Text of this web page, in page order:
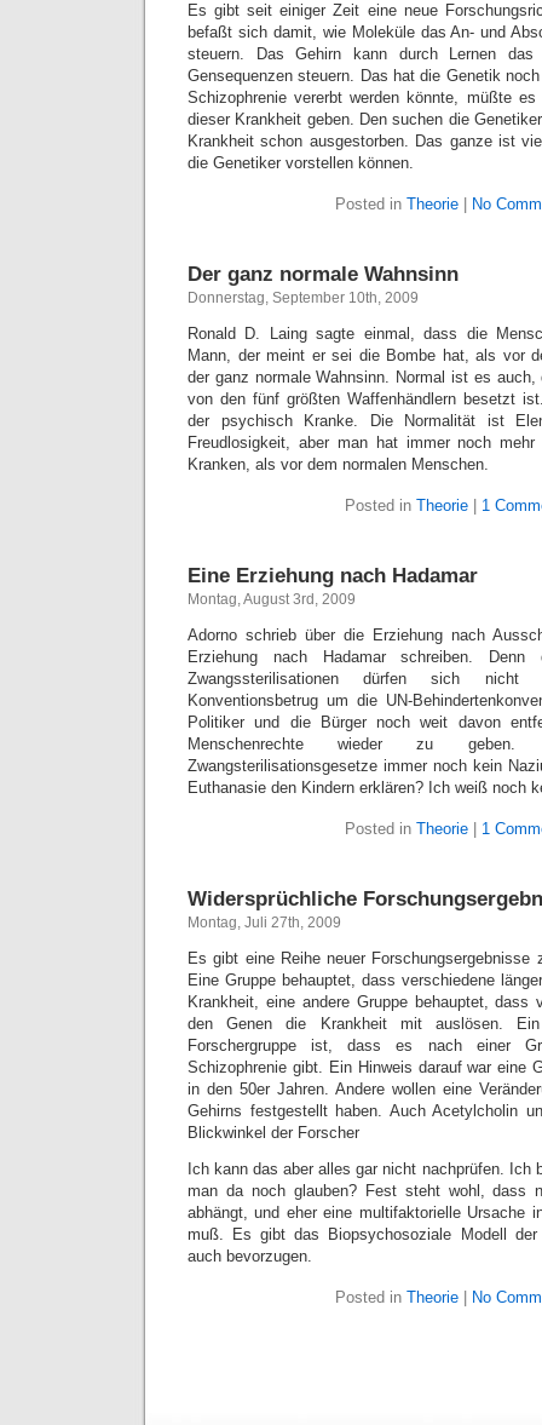
Es gibt seit einiger Zeit eine neue
befaßt sich damit, wie Moleküle das An- und
steuern. Das Gehirn kann durch Lernen
Gensequenzen steuern. Das hat die Genetik
Schizophrenie vererbt werden könnte, müßte es
dieser Krankheit geben. Den suchen die
Krankheit schon ausgestorben. Das ganze ist
die Genetiker vorstellen können.
Posted in Theorie| No
Der ganz normale Wahnsinn
Donnerstag, September 10th, 2009
Ronald D. Laing sagte einmal, dass die
Mann, der meint er sei die Bombe hat, als vor
der ganz normale Wahnsinn. Normal ist es
von den fünf größten Waffenhändlern besetzt
der psychisch Kranke. Die Normalität ist
Freudlosigkeit, aber man hat immer noch
Kranken, als vor dem normalen Menschen.
Posted in Theorie| 1
Eine Erziehung nach Hadamar
Montag, August 3rd, 2009
Adorno schrieb über die Erziehung nach
Erziehung nach Hadamar schreiben.
Zwangssterilisationen dürfen sich nicht
Konventionsbetrug um die UN-
Politiker und die Bürger noch weit davon
Menschenrechte wieder zu
Zwangsterilisationsgesetze immer noch kein
Euthanasie den Kindern erklären? Ich weiß noch
Posted in Theorie| 1
Widersprüchliche
Montag, Juli 27th, 2009
Es gibt eine Reihe neuer Forschungsergebnisse
Eine Gruppe behauptet, dass verschiedene
Krankheit, eine andere Gruppe behauptet, dass
den Genen die Krankheit mit auslösen.
Forschergruppe ist, dass es nach einer
Schizophrenie gibt. Ein Hinweis darauf war eine
in den 50er Jahren. Andere wollen eine
Gehirns festgestellt haben. Auch Acetylcholin
Blickwinkel der Forscher
Ich kann das aber alles gar nicht nachprüfen. Ich
man da noch glauben? Fest steht wohl, dass
abhängt, und eher eine multifaktorielle Ursache
muß. Es gibt das Biopsychosoziale Modell
auch bevorzugen.
Posted in Theorie| No